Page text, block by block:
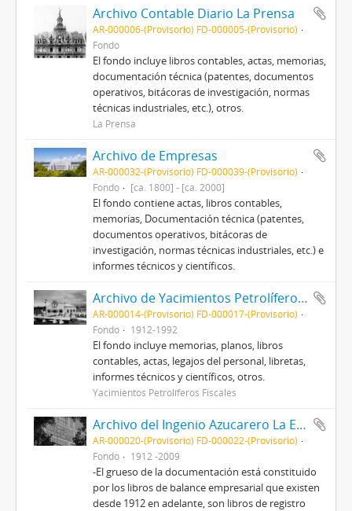
Archivo Contable Diario La Prensa
AR-000006-(Provisorio) FD-000005-(Provisorio)
Fondo
El fondo incluye libros contables, actas, memorias,
documentación técnica (patentes, documentos
operativos, bitácoras de investigación, normas
técnicas industriales, etc.), otros.
La Prensa
Archivo de Empresas
AR-000032-(Provisorio) FD-000039-(Provisorio)
Fondo
[ca. 1800] - [ca. 2000]
El fondo contiene actas, libros contables,
memorias, Documentación técnica (patentes,
documentos operativos, bitácoras de
investigación, normas técnicas industriales, etc.) e
informes técnicos y científicos.
Archivo de Yacimientos Petrolíferos Fiscales
AR-000014-(Provisorio) FD-000017-(Provisorio)
Fondo
1912-1992
El fondo incluye memorias, planos, libros
contables, actas, legajos del personal, libretas,
informes técnicos y científicos, otros.
Yacimientos Petrolíferos Fiscales
Archivo del Ingenio Azucarero La Esperanza
AR-000020-(Provisorio) FD-000022-(Provisorio)
Fondo
1912 -2009
-El grueso de la documentación está constituido
por los libros de balance empresarial que existen
desde 1912 en adelante, son libros de registro